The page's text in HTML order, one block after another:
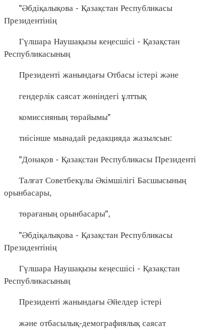
"Әбдіқалықова - Қазақстан Республикасы
Президентінің
Гүлшара Наушақызы кеңесшісі - Қазақстан
Республикасының
Президенті жанындағы Отбасы істері және
гендерлік саясат жөніндегі ұлттық
комиссияның төрайымы"
тиісінше мынадай редакцияда жазылсын:
"Донақов - Қазақстан Республикасы Президенті
Талғат Советбекұлы Әкімшілігі Басшысының
орынбасары,
төрағаның орынбасары",
"Әбдіқалықова - Қазақстан Республикасы
Президентінің
Гүлшара Наушақызы кеңесшісі - Қазақстан
Республикасының
Президенті жанындағы Әйелдер істері
және отбасылық-демографиялық саясат